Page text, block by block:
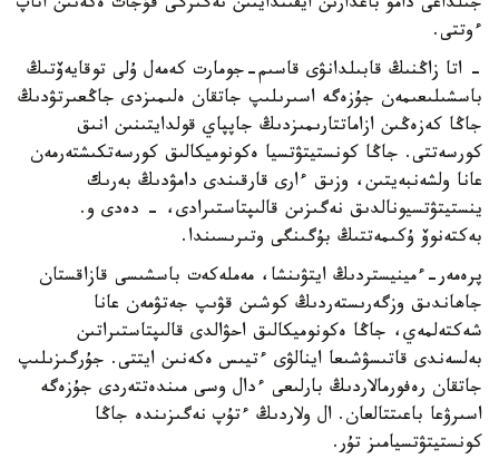
ءوتتى.
- اتا زاڭنىڭ قابىلدانۋى قاسىم-جومارت كەمەل ۇلى توقايەۆتىڭ
باسشىلىعىمەن جۇزەگە اسىرىلىپ جاتقان ەلىمىزدى جاڭعىرتۋدىڭ
جاڭا كەزەڭىن ازاماتتارىمىزدىڭ جاپپاي قولدايتىنىن انىق
كورسەتتى. جاڭا كونستيتۋتسيا ەكونوميكالىق كورسەتكىشتەرمەن
عانا ولشەنبەيتىن، وزىق ءارى قارقىندى دامۋدىڭ بەرىك
ينستيتۋتسيونالدىق نەگىزىن قالىپتاستىرادى، - دەدى و.
بەكتەنوۆ ۇكىمەتتىڭ بۇگىنگى وتىرىسىندا.
پرەمەر-ءمينيستردىڭ ايتۋىنشا، مەملەكەت باسشىسى قازاقستان
جاھاندىق وزگەرىستەردىڭ كوشىن قۋىپ جەتۋمەن عانا
شەكتەلمەي، جاڭا ەكونوميكالىق احۋالدى قالىپتاستىراتىن
بەلسەندى قاتىسۋشىعا اينالۋى ءتيىس ەكەنىن ايتتى. جۇرگىزىلىپ
جاتقان رەفورمالاردىڭ بارلىعى ءدال وسى مىندەتتەردى جۇزەگە
اسىرۋعا باعىتتالعان. ال ولاردىڭ ءتۇپ نەگىزىندە جاڭا
كونستيتۋتسيامىز تۇر.